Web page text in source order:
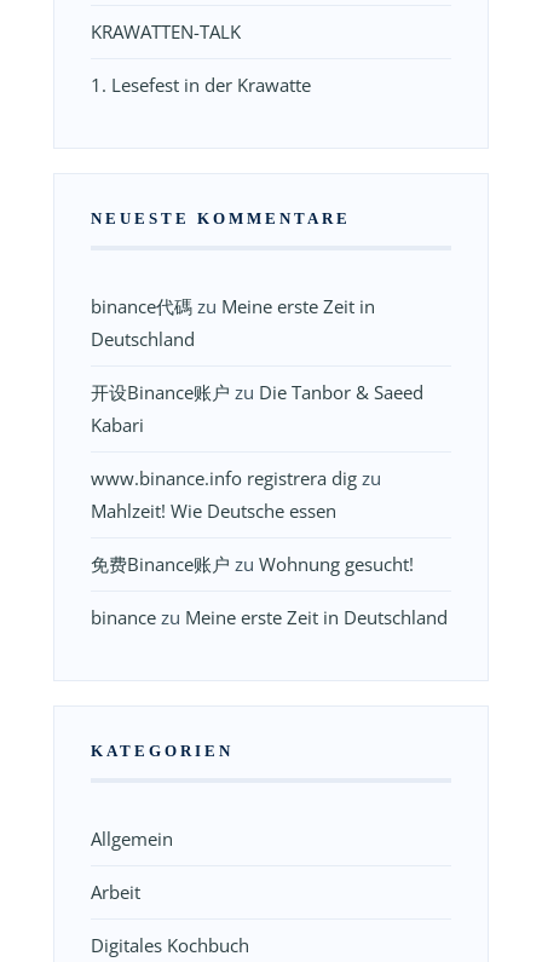
KRAWATTEN-TALK
1. Lesefest in der Krawatte
NEUESTE KOMMENTARE
binance代碼 zu Meine erste Zeit in
Deutschland
开设Binance账户 zu Die Tanbor & Saeed
Kabari
www.binance.info registrera dig zu
Mahlzeit! Wie Deutsche essen
免费Binance账户 zu Wohnung gesucht!
binance zu Meine erste Zeit in Deutschland
KATEGORIEN
Allgemein
Arbeit
Digitales Kochbuch